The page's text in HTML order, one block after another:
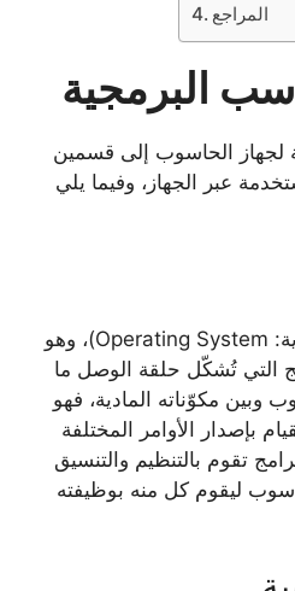
المراجع
البرمجية
لجهاز الحاسوب إلى قسمين
عبر الجهاز، وفيما يلي
هو ما يُشار إليه (بالإنجليزية: Operating System)، وهو
التي تُشكّل حلقة الوصل ما
وبين مكوّناته المادية، فهو
بإصدار الأوامر المختلفة
تقوم بالتنظيم والتنسيق
ليقوم كل منه بوظيفته